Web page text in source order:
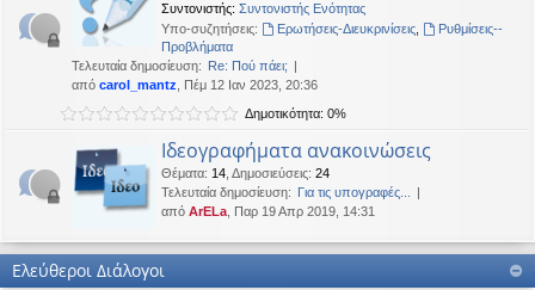
Καλή Ανάσταση σε όλους!
• Τετ 08 Απρ 2026, 14:21
pantaέγραψε:↑
Καλή Ανάσταση σε όλους!
Δευ 06 Απρ 2026, 02:48
Καλή Μεγάλη Εβδομάδα. Καλή Ανάσταση.
OTTO•Τετ 18 Μαρ 2026, 21:30
Συντονιστής: Συντονιστής Ενότητας
Υπο-συζητήσεις:
Ερωτήσεις-Διευκρινίσεις,
Ρυθμίσεις--
Προβλήματα
Τελευταία δημοσίευση: Re: Πού πάει;
από carol_mantz , Πέμ 12 Ιαν 2023, 20:36
Δημοτικότητα: 0%
Ιδεογραφήματα ανακοινώσεις
Θέματα: 14 Δημοσιεύσεις: 24
Τελευταία δημοσίευση: Για τις υπογραφές...
από ArELa , Παρ 19 Απρ 2019, 14:31
Ελεύθεροι Διάλογοι